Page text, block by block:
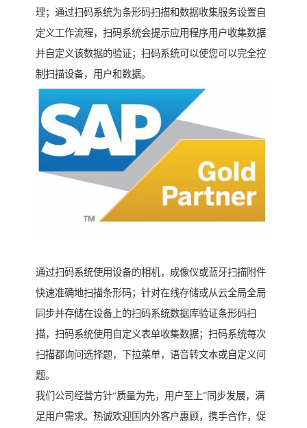
理；通过扫码系统为条形码扫描和数据收集服务设置自
定义工作流程，扫码系统会提示应用程序用户收集数据
并自定义该数据的验证；扫码系统可以使您可以完全控
制扫描设备，用户和数据。
通过扫码系统使用设备的相机，成像仪或蓝牙扫描附件
快速准确地扫描条形码；针对在线存储或从云全局全局
同步并存储在设备上的扫码系统数据库验证条形码扫
描，扫码系统使用自定义表单收集数据；扫码系统每次
扫描都询问选择题，下拉菜单，语音转文本或自定义问
题。
我们公司经营方针“质量为先，用户至上”同步发展，满
足用户需求。热诚欢迎国内外客户惠顾，携手合作，促